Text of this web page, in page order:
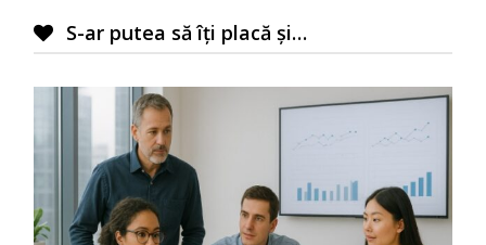
S-ar putea să îți placă și…